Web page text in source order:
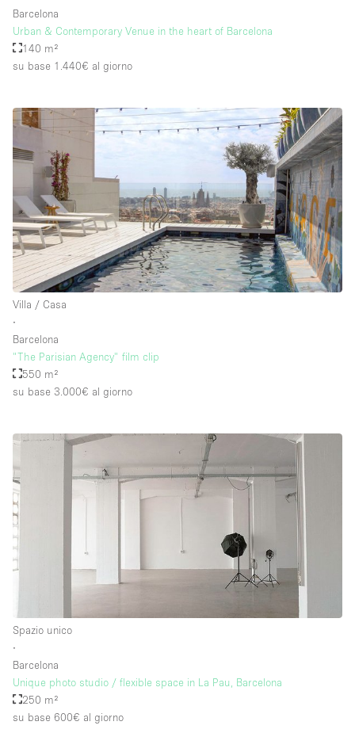
Barcelona
Urban & Contemporary Venue in the heart of Barcelona
140 m²
su base 1.440€ al giorno
Villa / Casa
∙
Barcelona
"The Parisian Agency" film clip
550 m²
su base 3.000€ al giorno
Spazio unico
∙
Barcelona
Unique photo studio / flexible space in La Pau, Barcelona
250 m²
su base 600€ al giorno